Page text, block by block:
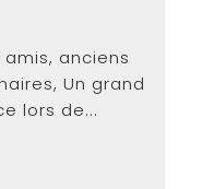
Un grand
lors de...